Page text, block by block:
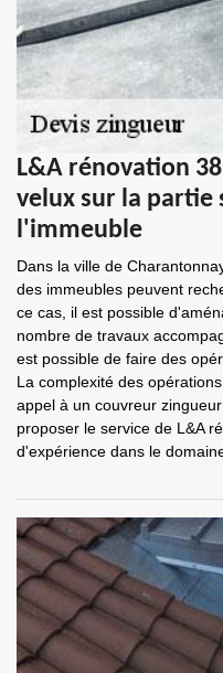
L&A rénovation
velux sur la partie
l'immeuble
Dans la ville de
des immeubles peuvent
ce cas, il est possible
nombre de travaux
est possible de faire des
La complexité des
appel à un couvreur
proposer le service de L&A
d'expérience dans le